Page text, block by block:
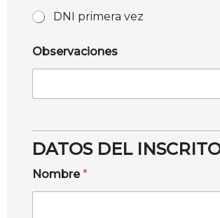
DNI primera vez
Observaciones
DATOS DEL
Nombre*